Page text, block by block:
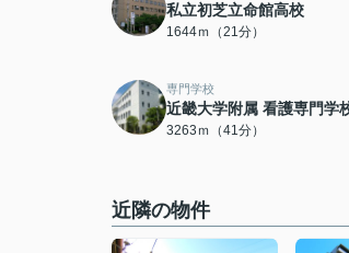
私立初芝立命館高校
1644ｍ（21分）
専門学校
近畿大学附属 看護専門学
3263ｍ（41分）
近隣の物件